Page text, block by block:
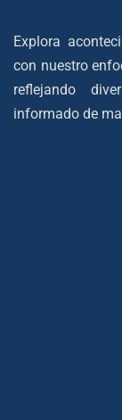
Explora
con nuestro
reflejando
informado de